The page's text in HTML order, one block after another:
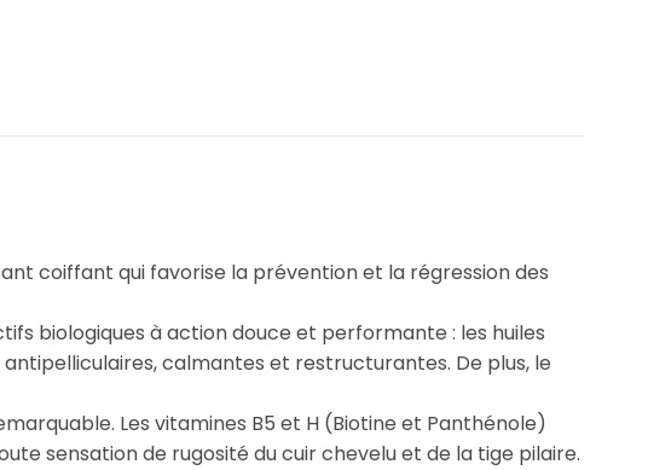
coiffant qui favorise la prévention et la régression des
biologiques à action douce et performante : les huiles
calmantes et restructurantes. De plus, le
Les vitamines B5 et H (Biotine et Panthénole)
sensation de rugosité du cuir chevelu et de la tige pilaire.